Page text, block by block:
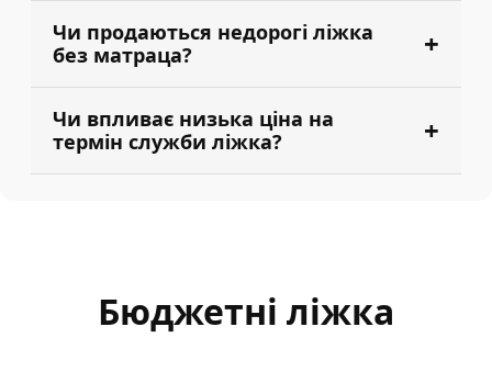
Бюджетні ліжка
Чи продаються недорогі ліжка
без матраца?
Чи впливає низька ціна на
термін служби ліжка?